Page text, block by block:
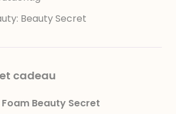
Beauty Secret
cadeau
Beauty Secret